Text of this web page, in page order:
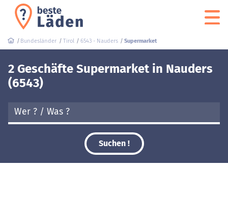
Bundesländer Tirol 6543 - Nauders Supermarket
2 Geschäfte Supermarket in Nauders
(6543)
Suchen !